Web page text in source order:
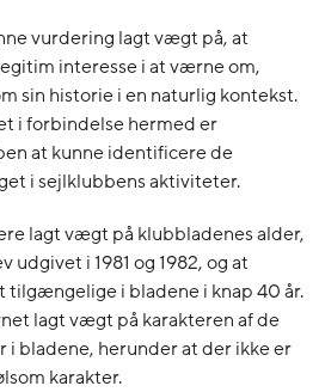
vurdering lagt vægt på, at
interesse i at værne om,
sin historie i en naturlig kontekst.
i forbindelse hermed er
at kunne identificere de
i sejlklubbens aktiviteter.
lagt vægt på klubbladenes alder,
i 1981 og 1982, og at
i bladene i knap 40 år.
lagt vægt på karakteren af de
i bladene, herunder at der ikke er
karakter.